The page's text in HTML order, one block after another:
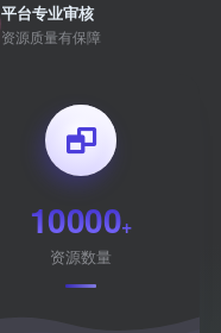
平台专业审核
资源质量有保障
10000+
资源数量